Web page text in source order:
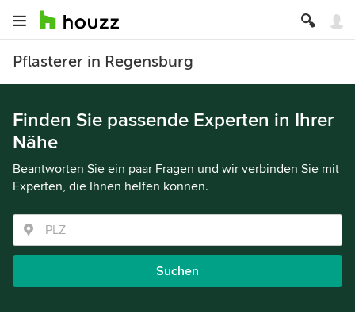
Pflasterer in Regensburg
Finden Sie passende Experten in Ihrer
Nähe
Beantworten Sie ein paar Fragen und wir verbinden Sie mit
Experten, die Ihnen helfen können.
Suchen